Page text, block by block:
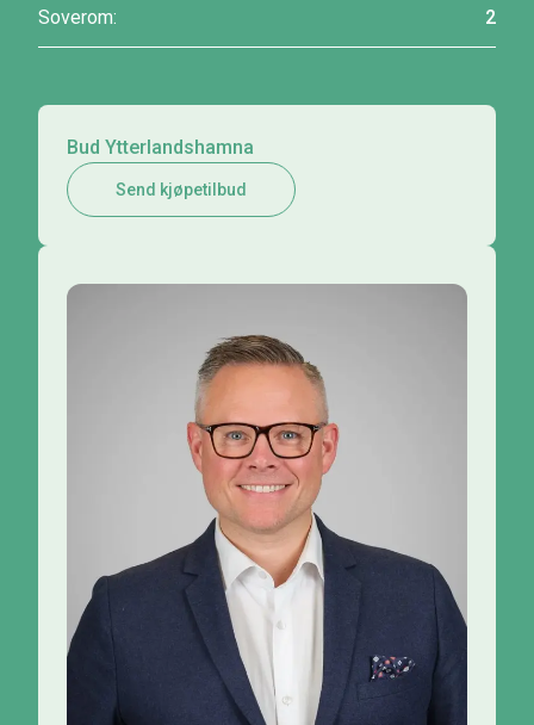
Soverom: 2
Bud Ytterlandshamna
Send kjøpetilbud